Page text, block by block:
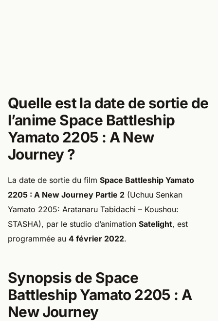
Quelle est la date de sortie de
l’anime Space Battleship
Yamato 2205 : A New
Journey ?
La date de sortie du film Space Battleship Yamato
2205 : A New Journey Partie 2 (Uchuu Senkan
Yamato 2205: Aratanaru Tabidachi – Koushou:
STASHA), par le studio d’animation Satelight, est
programmée au 4 février 2022.
Synopsis de Space
Battleship Yamato 2205 : A
New Journey